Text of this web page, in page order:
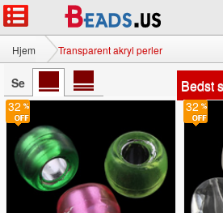
Hjem Transparent akryl perler
Se Bedst
32
32